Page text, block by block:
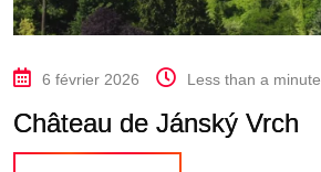
6 février 2026 Less than a minute
Château de Jánský Vrch